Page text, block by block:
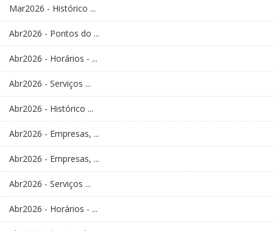
Mar2026 - Histórico ...
Abr2026 - Pontos do ...
Abr2026 - Horários - ...
Abr2026 - Serviços ...
Abr2026 - Histórico ...
Abr2026 - Empresas, ...
Abr2026 - Empresas, ...
Abr2026 - Serviços ...
Abr2026 - Horários - ...